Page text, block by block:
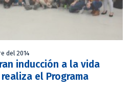
del 2014
inducción a la vida
el Programa